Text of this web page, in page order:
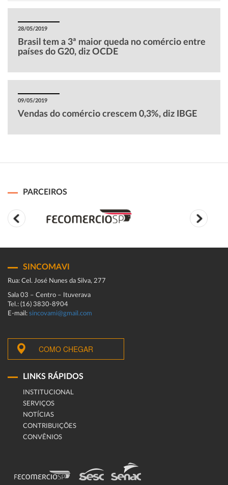
28/05/2019
Brasil tem a 3ª maior queda no comércio entre
países do G20, diz OCDE
09/05/2019
Vendas do comércio crescem 0,3%, diz IBGE
PARCEIROS
SINCOMAVI
Rua: Cel. José Nunes da Silva, 277
Sala 03 – Centro – Ituverava
Tel.: (16) 3830-8904
E-mail: sincovami@gmail.com
COMO CHEGAR
LINKS RÁPIDOS
INSTITUCIONAL
SERVIÇOS
NOTÍCIAS
CONTRIBUIÇÕES
CONVÊNIOS